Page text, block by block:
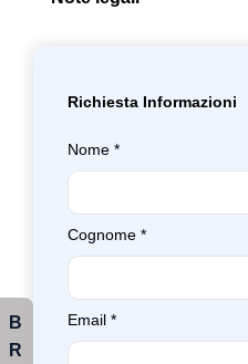
Richiesta Informazioni
Nome *
Cognome *
Email *
B
R